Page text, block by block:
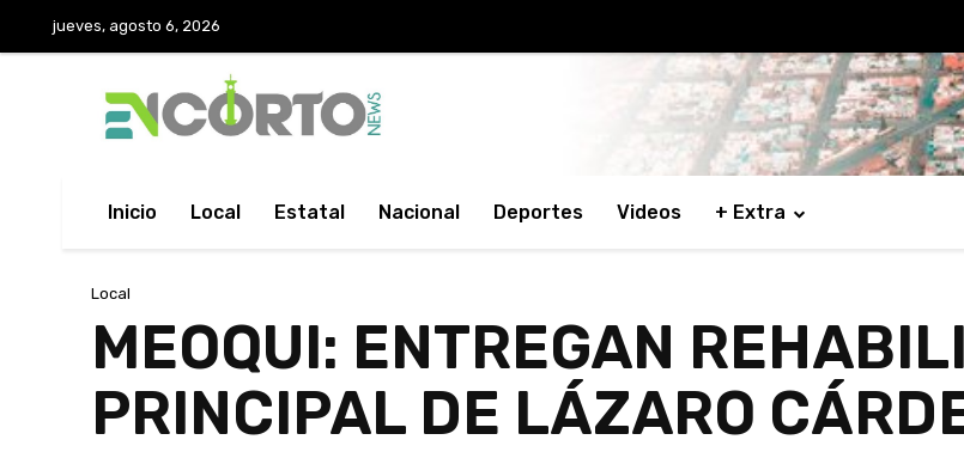
jueves, agosto 6, 2026
Inicio Local Estatal Nacional Deportes Videos + Extra
Local
MEOQUI: ENTREGAN
PRINCIPAL DE LÁZARO